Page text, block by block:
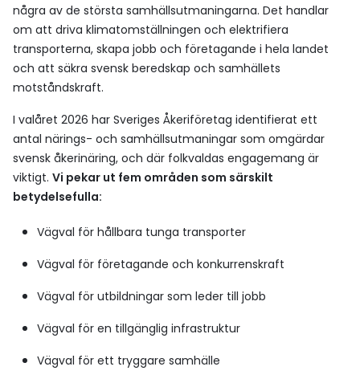
några av de största samhällsutmaningarna. Det handlar
om att driva klimatomställningen och elektrifiera
transporterna, skapa jobb och företagande i hela landet
och att säkra svensk beredskap och samhällets
motståndskraft.
I valåret 2026 har Sveriges Åkeriföretag identifierat ett
antal närings- och samhällsutmaningar som omgärdar
svensk åkerinäring, och där folkvaldas engagemang är
viktigt. Vi pekar ut fem områden som särskilt
betydelsefulla:
Vägval för hållbara tunga transporter
Vägval för företagande och konkurrenskraft
Vägval för utbildningar som leder till jobb
Vägval för en tillgänglig infrastruktur
Vägval för ett tryggare samhälle